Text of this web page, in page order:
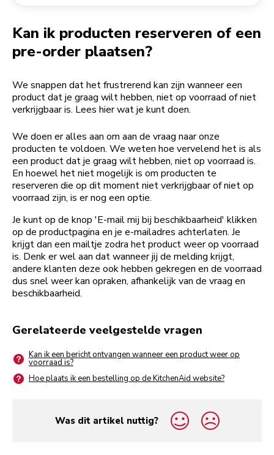
Kan ik producten reserveren of een
pre-order plaatsen?
We snappen dat het frustrerend kan zijn wanneer een
product dat je graag wilt hebben, niet op voorraad of niet
verkrijgbaar is. Lees hier wat je kunt doen.
We doen er alles aan om aan de vraag naar onze
producten te voldoen. We weten hoe vervelend het is als
een product dat je graag wilt hebben, niet op voorraad is.
En hoewel het niet mogelijk is om producten te
reserveren die op dit moment niet verkrijgbaar of niet op
voorraad zijn, is er nog een optie.
Je kunt op de knop 'E-mail mij bij beschikbaarheid' klikken
op de productpagina en je e-mailadres achterlaten. Je
krijgt dan een mailtje zodra het product weer op voorraad
is. Denk er wel aan dat wanneer jij de melding krijgt,
andere klanten deze ook hebben gekregen en de voorraad
dus snel weer kan opraken, afhankelijk van de vraag en
beschikbaarheid.
Gerelateerde veelgestelde vragen
Kan ik een bericht ontvangen wanneer een product weer op
voorraad is?
Hoe plaats ik een bestelling op de KitchenAid website?
Was dit artikel nuttig?
yes
no